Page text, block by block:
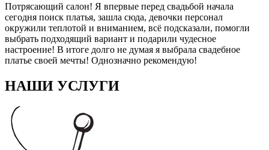
Потрясающий салон! Я впервые перед свадьбой начала
сегодня поиск платья, зашла сюда, девочки персонал
окружили теплотой и вниманием, всё подсказали, помогли
выбрать подходящий вариант и подарили чудесное
настроение! В итоге долго не думая я выбрала свадебное
платье своей мечты! Однозначно рекомендую!
НАШИ УСЛУГИ